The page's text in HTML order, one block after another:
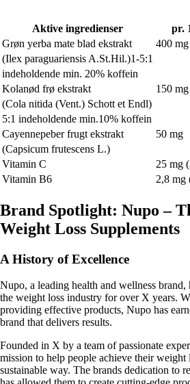
Aktive ingredienser
pr.
Grøn yerba mate blad ekstrakt
400 mg
(Ilex paraguariensis A.St.Hil.)1-5:1
indeholdende min. 20% koffein
Kolanød frø ekstrakt
150 mg
(Cola nitida (Vent.) Schott et Endl)
5:1 indeholdende min.10% koffein
Cayennepeber frugt ekstrakt
50 mg
(Capsicum frutescens L.)
Vitamin C
25 mg
Vitamin B6
2,8 mg
Brand Spotlight: Nupo –
Weight Loss Supplements
A History of Excellence
Nupo, a leading health and wellness
the weight loss industry for over X years.
providing effective products, Nupo has
brand that delivers results.
Founded in X by a team of passionate
mission to help people achieve their weight
sustainable way. The brands dedication to